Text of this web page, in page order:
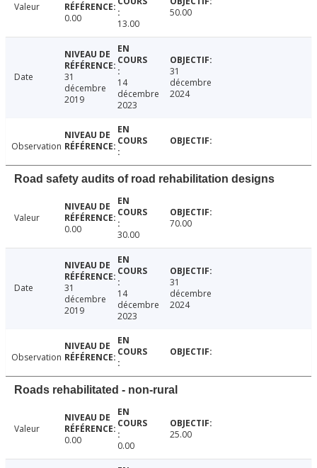
Valeur
0.00
13.00
50.00
Date
31
décembre
2019
14
décembre
2023
31
décembre
2024
Observation
Road safety audits of road rehabilitation designs
Valeur
0.00
30.00
70.00
Date
31
décembre
2019
14
décembre
2023
31
décembre
2024
Observation
Roads rehabilitated - non-rural
Valeur
0.00
0.00
25.00